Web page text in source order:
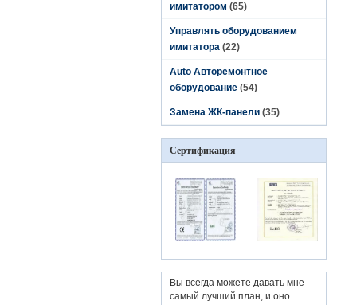
имитатором (65)
Управлять оборудованием
имитатора (22)
Auto Авторемонтное
оборудование (54)
Замена ЖК-панели (35)
Сертификация
Вы всегда можете давать мне
самый лучший план, и оно